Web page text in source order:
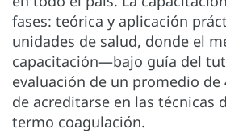
fases: teórica y aplicación
unidades de salud, donde el
capacitación—bajo guía del
evaluación de un promedio de
de acreditarse en las técnicas
termo coagulación.